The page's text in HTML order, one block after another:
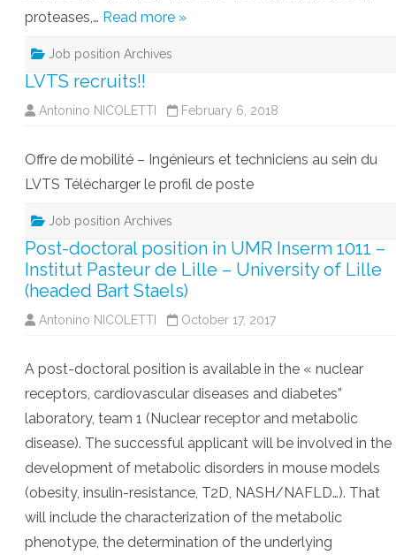
proteases,… Read more »
Job position Archives
LVTS recruits!!
Antonino NICOLETTI February 6, 2018
Offre de mobilité – Ingénieurs et techniciens au sein du
LVTS Télécharger le profil de poste
Job position Archives
Post-doctoral position in UMR Inserm 1011 –
Institut Pasteur de Lille – University of Lille
(headed Bart Staels)
Antonino NICOLETTI October 17, 2017
A post-doctoral position is available in the « nuclear
receptors, cardiovascular diseases and diabetes”
laboratory, team 1 (Nuclear receptor and metabolic
disease). The successful applicant will be involved in the
development of metabolic disorders in mouse models
(obesity, insulin-resistance, T2D, NASH/NAFLD…). That
will include the characterization of the metabolic
phenotype, the determination of the underlying